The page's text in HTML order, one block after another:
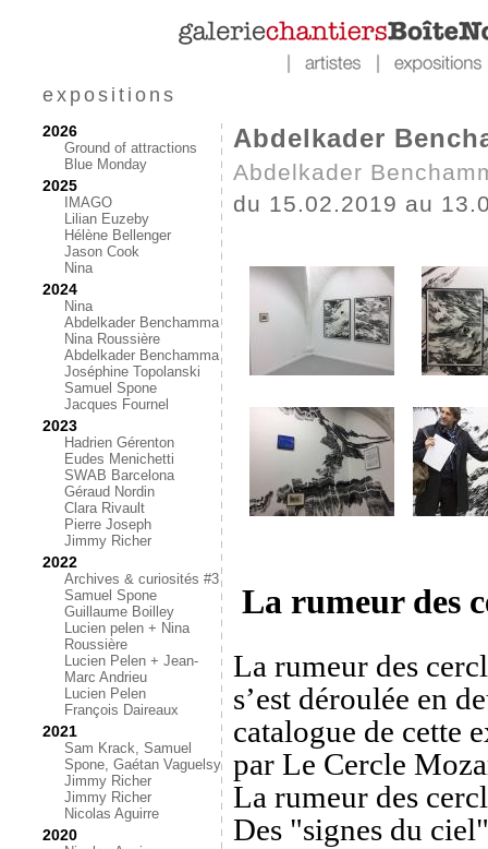
expositions
2026
Ground of attractions
Blue Monday
2025
IMAGO
Lilian Euzeby
Hélène Bellenger
Jason Cook
Nina
2024
Nina
Abdelkader Benchamma
Nina Roussière
Abdelkader Benchamma
Joséphine Topolanski
Samuel Spone
Jacques Fournel
2023
Hadrien Gérenton
Eudes Menichetti
SWAB Barcelona
Géraud Nordin
Clara Rivault
Pierre Joseph
Jimmy Richer
2022
Archives & curiosités #3
Samuel Spone
Guillaume Boilley
Lucien pelen + Nina
Roussière
Lucien Pelen + Jean-
Marc Andrieu
Lucien Pelen
François Daireaux
2021
Sam Krack, Samuel
Spone, Gaétan Vaguelsy
Jimmy Richer
Jimmy Richer
Nicolas Aguirre
2020
Abdelkader
Abdelkader
du 15.02.2019 au
La rumeur des
La rumeur des
s’est déroulée en
catalogue de cette
par Le Cercle
La rumeur des
Des "signes du